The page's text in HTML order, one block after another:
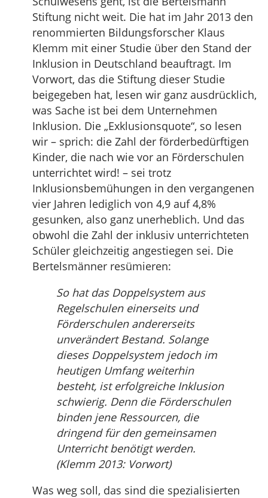
Stiftung nicht weit. Die hat im Jahr 2013 den
renommierten Bildungsforscher Klaus
Klemm mit einer Studie über den Stand der
Inklusion in Deutschland beauftragt. Im
Vorwort, das die Stiftung dieser Studie
beigegeben hat, lesen wir ganz ausdrücklich,
was Sache ist bei dem Unternehmen
Inklusion. Die „Exklusionsquote“, so lesen
wir – sprich: die Zahl der förderbedürftigen
Kinder, die nach wie vor an Förderschulen
unterrichtet wird! – sei trotz
Inklusionsbemühungen in den vergangenen
vier Jahren lediglich von 4,9 auf 4,8%
gesunken, also ganz unerheblich. Und das
obwohl die Zahl der inklusiv unterrichteten
Schüler gleichzeitig angestiegen sei. Die
Bertelsmänner resümieren:
So hat das Doppelsystem aus
Regelschulen einerseits und
Förderschulen andererseits
unverändert Bestand. Solange
dieses Doppelsystem jedoch im
heutigen Umfang weiterhin
besteht, ist erfolgreiche Inklusion
schwierig. Denn die Förderschulen
binden jene Ressourcen, die
dringend für den gemeinsamen
Unterricht benötigt werden.
(Klemm 2013: Vorwort)
Was weg soll, das sind die spezialisierten